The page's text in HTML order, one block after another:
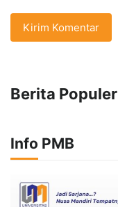
Berita Populer
Info PMB